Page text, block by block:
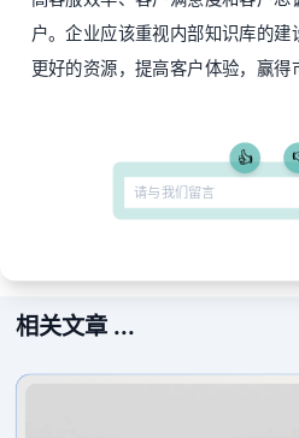
户。企业应该重视内部知识库的
更好的资源，提高客户体验，赢得
👍
相关文章 ...